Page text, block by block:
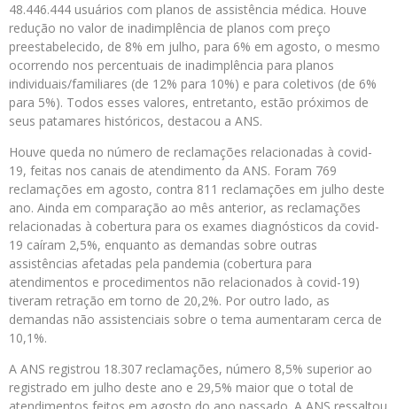
48.446.444 usuários com planos de assistência médica. Houve
redução no valor de inadimplência de planos com preço
preestabelecido, de 8% em julho, para 6% em agosto, o mesmo
ocorrendo nos percentuais de inadimplência para planos
individuais/familiares (de 12% para 10%) e para coletivos (de 6%
para 5%). Todos esses valores, entretanto, estão próximos de
seus patamares históricos, destacou a ANS.
Houve queda no número de reclamações relacionadas à covid-
19, feitas nos canais de atendimento da ANS. Foram 769
reclamações em agosto, contra 811 reclamações em julho deste
ano. Ainda em comparação ao mês anterior, as reclamações
relacionadas à cobertura para os exames diagnósticos da covid-
19 caíram 2,5%, enquanto as demandas sobre outras
assistências afetadas pela pandemia (cobertura para
atendimentos e procedimentos não relacionados à covid-19)
tiveram retração em torno de 20,2%. Por outro lado, as
demandas não assistenciais sobre o tema aumentaram cerca de
10,1%.
A ANS registrou 18.307 reclamações, número 8,5% superior ao
registrado em julho deste ano e 29,5% maior que o total de